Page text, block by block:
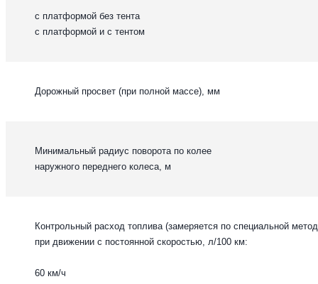
с платформой без тента
с платформой и с тентом
Дорожный просвет (при полной массе), мм
Минимальный радиус поворота по колее
наружного переднего колеса, м
Контрольный расход топлива (замеряется по специальной
при движении с постоянной скоростью, л/100 км:
60 км/ч